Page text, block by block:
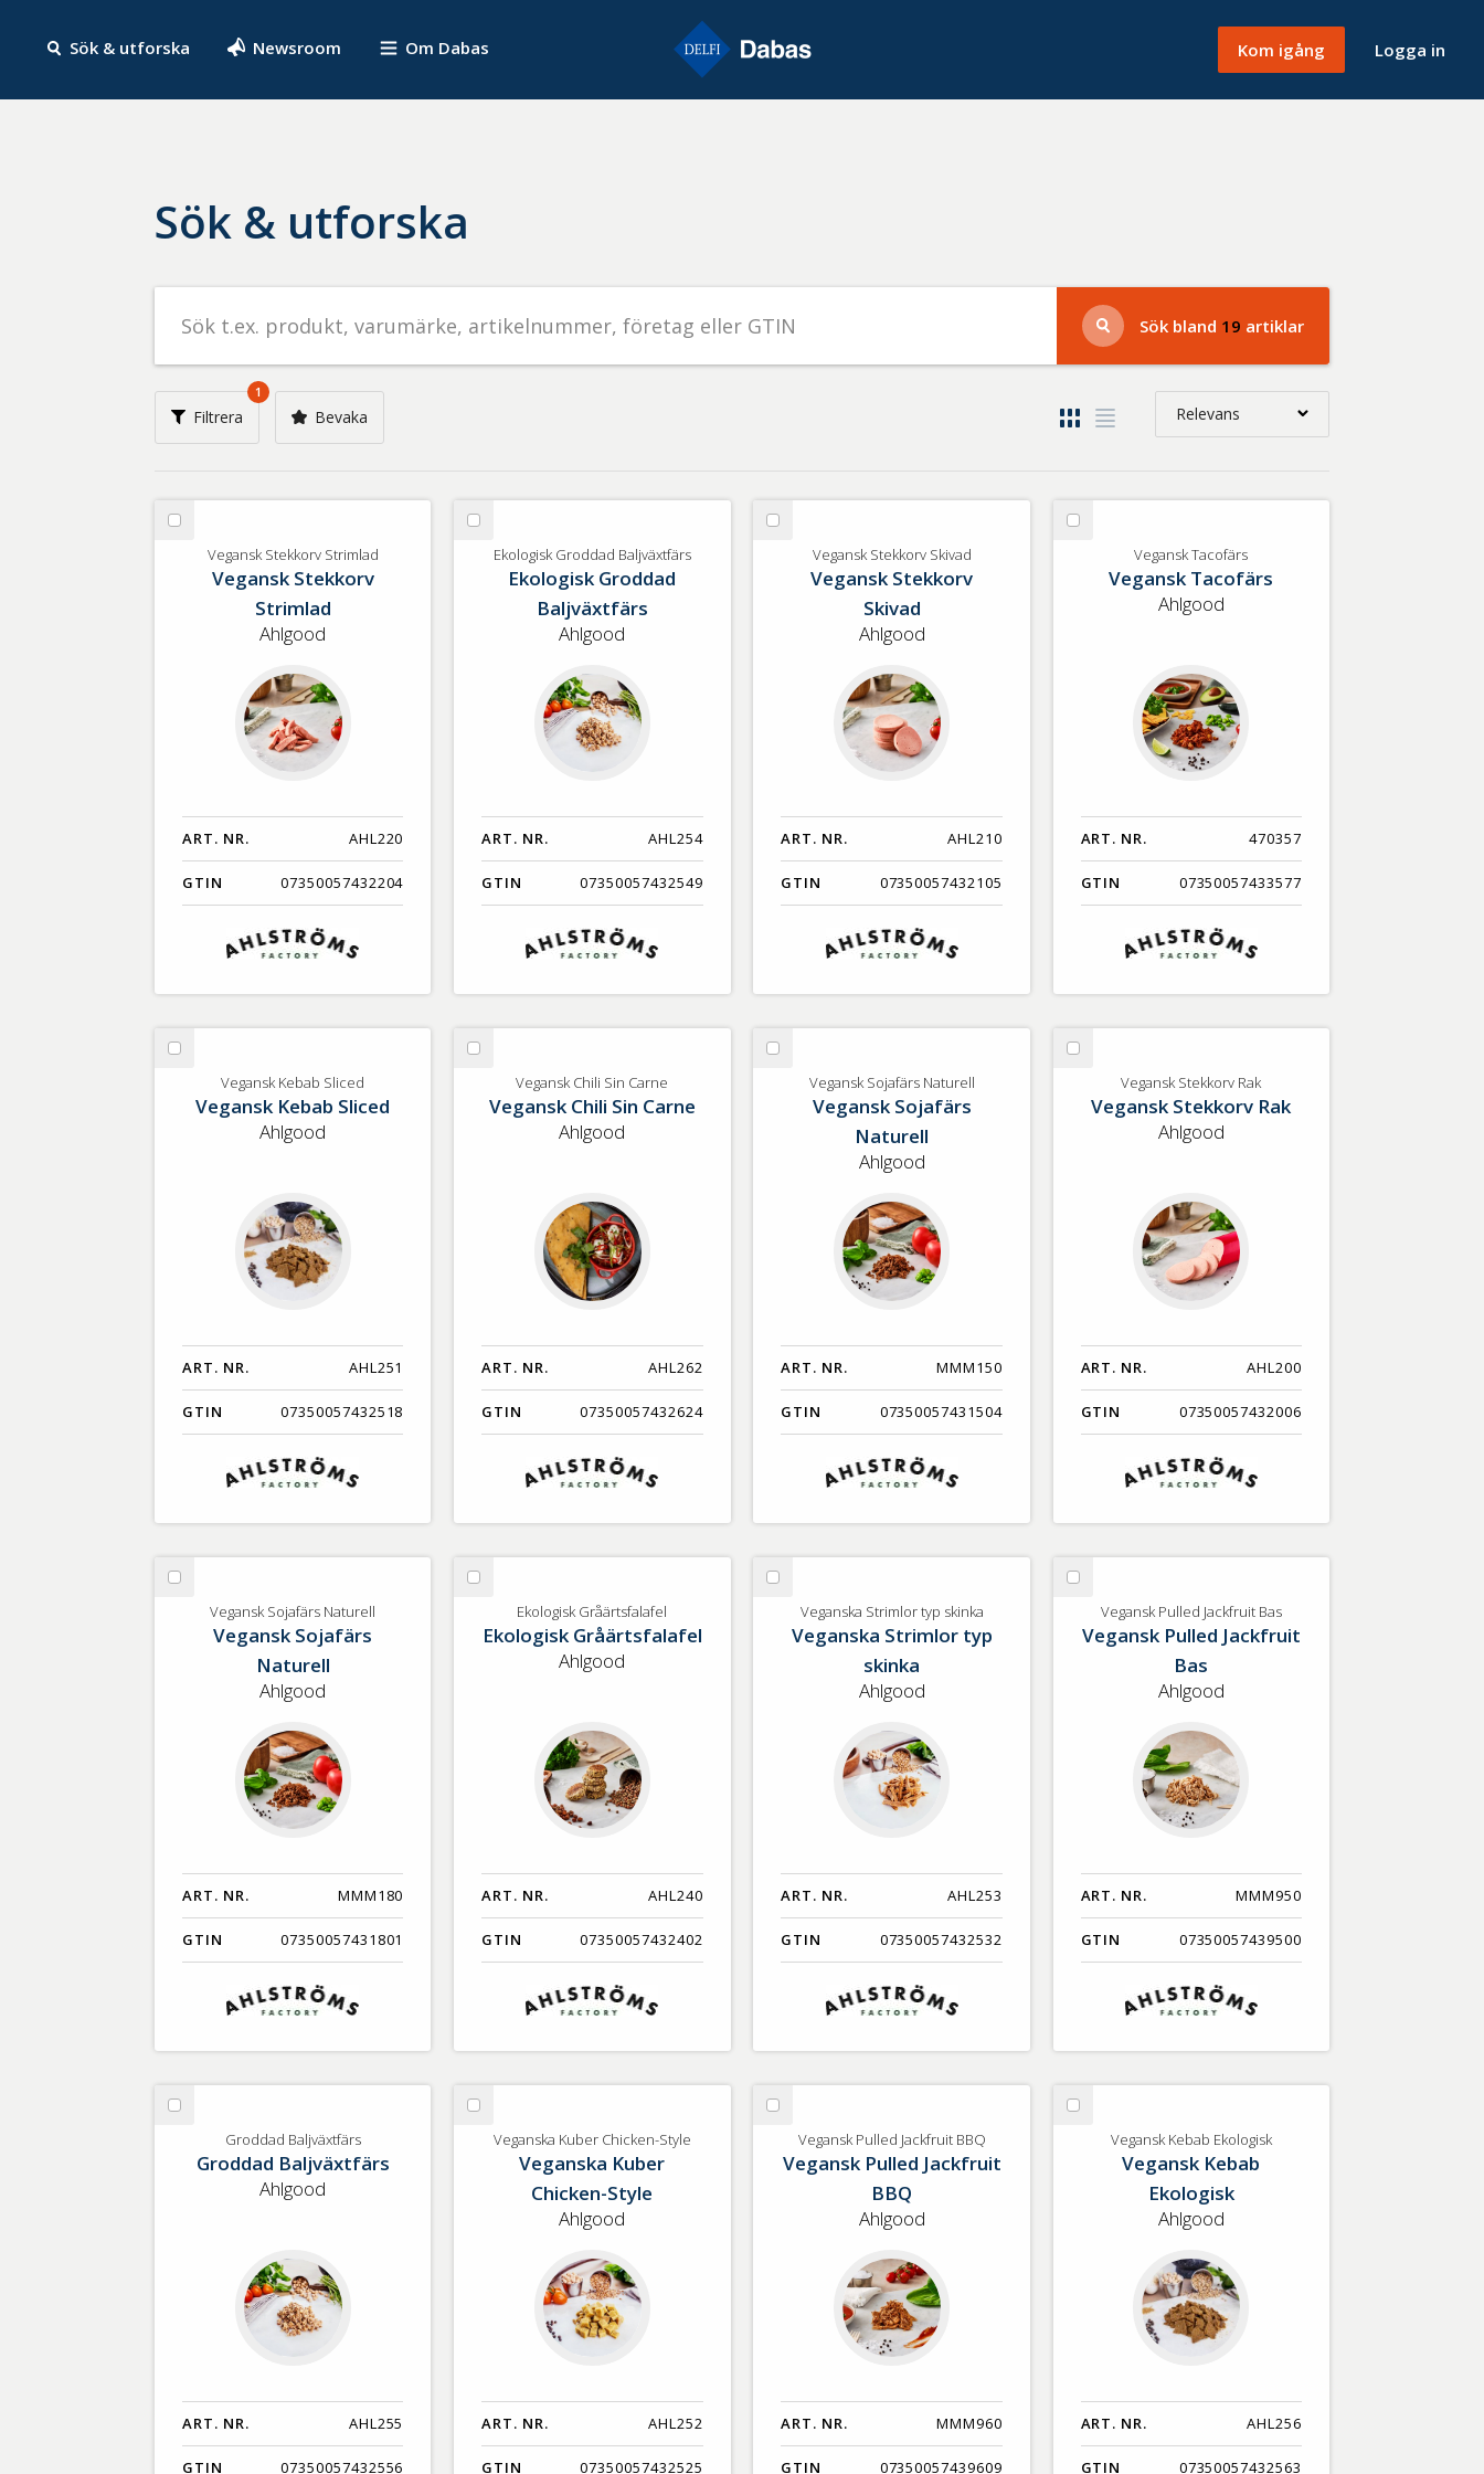
Sök & utforska Newsroom Om Dabas Kom igång Logga in
Sök & utforska
Sök
livsmedel
på
t.ex.
produkt,
varumärke,
GTIN
Sök bland 19 artiklar
Filtrera
1
Bevaka Relevans
Nyaste
Benämning A-Ö
Varumärken A-Ö
GTIN
Med bild först
Välj
Vegansk
Stekkorv
Vegansk Stekkorv Strimlad
Vegansk Stekkorv
Strimlad
Ahlgood
ART. NR. AHL220
GTIN 07350057432204
Välj
Ekologisk
Groddad
Baljväxtfärs
Ekologisk Groddad Baljväxtfärs
Ekologisk Groddad
Baljväxtfärs
Ahlgood
ART. NR. AHL254
GTIN 07350057432549
Välj
Vegansk
Stekkorv
Vegansk Stekkorv Skivad
Vegansk Stekkorv
Skivad
Ahlgood
ART. NR. AHL210
GTIN 07350057432105
Välj
Vegansk
Tacofärs
Vegansk Tacofärs
Vegansk Tacofärs
Ahlgood
ART. NR. 470357
GTIN 07350057433577
Välj
Vegansk
Kebab
Vegansk Kebab Sliced
Vegansk Kebab Sliced
Ahlgood
ART. NR. AHL251
GTIN 07350057432518
Välj
Vegansk
Chili
Vegansk Chili Sin Carne
Vegansk Chili Sin Carne
Ahlgood
ART. NR. AHL262
GTIN 07350057432624
Välj
Vegansk
Sojafärs
Vegansk Sojafärs Naturell
Vegansk Sojafärs
Naturell
Ahlgood
ART. NR. MMM150
GTIN 07350057431504
Välj
Vegansk
Stekkorv
Vegansk Stekkorv Rak
Vegansk Stekkorv Rak
Ahlgood
ART. NR. AHL200
GTIN 07350057432006
Välj
Vegansk
Sojafärs
Vegansk Sojafärs Naturell
Vegansk Sojafärs
Naturell
Ahlgood
ART. NR. MMM180
GTIN 07350057431801
Välj
Ekologisk
Gråärtsfalafel
Ekologisk Gråärtsfalafel
Ekologisk Gråärtsfalafel
Ahlgood
ART. NR. AHL240
GTIN 07350057432402
Välj
Veganska
Strimlor
Veganska Strimlor typ skinka
Veganska Strimlor typ
skinka
Ahlgood
ART. NR. AHL253
GTIN 07350057432532
Välj
Vegansk
Pulled
Vegansk Pulled Jackfruit Bas
Vegansk Pulled Jackfruit
Bas
Ahlgood
ART. NR. MMM950
GTIN 07350057439500
Välj
Groddad
Baljväxtfärs
Groddad Baljväxtfärs
Groddad Baljväxtfärs
Ahlgood
ART. NR. AHL255
GTIN 07350057432556
Välj
Veganska
Kuber
Chicken-
Veganska Kuber Chicken-Style
Veganska Kuber
Chicken-Style
Ahlgood
ART. NR. AHL252
GTIN 07350057432525
Välj
Vegansk
Pulled
Vegansk Pulled Jackfruit BBQ
Vegansk Pulled Jackfruit
BBQ
Ahlgood
ART. NR. MMM960
GTIN 07350057439609
Välj
VeganskVegansk Kebab Ekologisk
Vegansk Kebab
Ekologisk
Ahlgood
ART. NR. AHL256
GTIN 07350057432563